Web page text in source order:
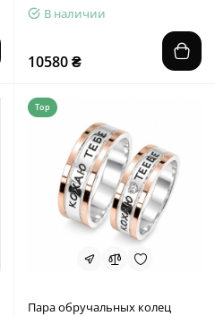
В наличии
10580 ₴
Top
Пара обручальных колец